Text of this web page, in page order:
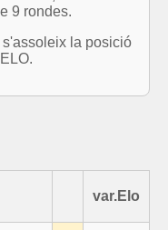
9 rondes.
la posició
var.Elo